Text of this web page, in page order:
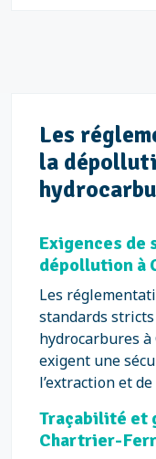
Les
la
Exigences de
dépollution à
Les
standards
hydrocarbures
exigent une
l’extraction et
Traçabilité et
Chartrier-